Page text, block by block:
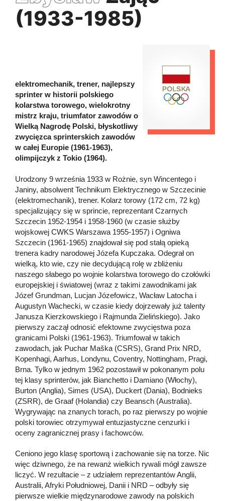
(1933-1985)
elektromechanik, trener, najlepszy
sprinter w historii polskiego
kolarstwa torowego, wielokrotny
mistrz kraju, triumfator zawodów o
Wielką Nagrodę Polski, błyskotliwy
zwycięzca sprinterskich zawodów
w całej Europie (1961-1963),
olimpijczyk z Tokio (1964).
Urodzony 9 września 1933 w Rożnie, syn Wincentego i
Janiny, absolwent Technikum Elektrycznego w Szczecinie
(elektromechanik), trener. Kolarz torowy (172 cm, 72 kg)
specjalizujący się w sprincie, reprezentant Czarnych
Szczecin 1952-1954 i 1958-1960 (w czasie służby
wojskowej CWKS Warszawa 1955-1957) i Ogniwa
Szczecin (1961-1965) znajdował się pod stałą opieką
trenera kadry narodowej Józefa Kupczaka. Odegrał on
wielką, kto wie, czy nie decydującą rolę w zbliżeniu
naszego słabego po wojnie kolarstwa torowego do czołówki
europejskiej i światowej (wraz z takimi zawodnikami jak
Józef Grundman, Lucjan Józefowicz, Wacław Latocha i
Augustyn Wachecki, w czasie kiedy dojrzewały już talenty
Janusza Kierzkowskiego i Rajmunda Zielińskiego). Jako
pierwszy zaczął odnosić efektowne zwycięstwa poza
granicami Polski (1961-1963). Triumfował w takich
zawodach, jak Puchar Maška (CSRS), Grand Prix NRD,
Kopenhagi, Aarhus, Londynu, Coventry, Nottingham, Pragi,
Brna. Tylko w jednym 1962 pozostawił w pokonanym polu
tej klasy sprinterów, jak Bianchetto i Damiano (Włochy),
Burton (Anglia), Simes (USA), Duckert (Dania), Bodnieks
(ZSRR), de Graaf (Holandia) czy Beansch (Australia).
Wygrywając na znanych torach, po raz pierwszy po wojnie
polski torowiec otrzymywał entuzjastyczne cenzurki i
oceny zagranicznej prasy i fachowców.
Ceniono jego klasę sportową i zachowanie się na torze. Nic
więc dziwnego, że na rewanż wielkich rywali mógł zawsze
liczyć. W rezultacie – z udziałem reprezentantów Anglii,
Australii, Afryki Południowej, Danii i NRD – odbyły się
pierwsze wielkie międzynarodowe zawody na polskich